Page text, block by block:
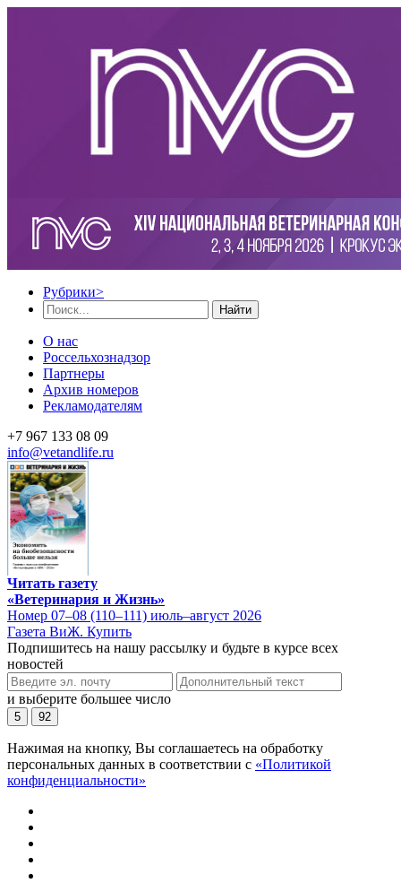
Рубрики>
Найти
О нас
Россельхознадзор
Партнеры
Архив номеров
Рекламодателям
+7 967 133 08 09
info@vetandlife.ru
Читать газету
«Ветеринария и Жизнь»
Номер 07–08 (110–111) июль–август 2026
Газета ВиЖ. Купить
Подпишитесь на нашу рассылку и будьте в курсе всех
новостей
и выберите большее число
5 92
Нажимая на кнопку, Вы соглашаетесь на обработку
персональных данных в соответствии с «Политикой
конфиденциальности»